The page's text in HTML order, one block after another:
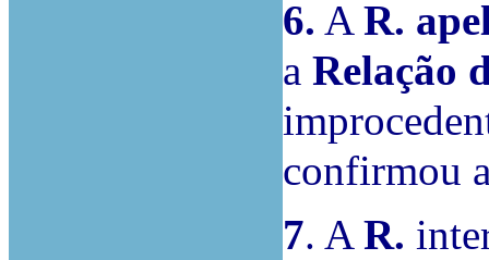
6. AR.
a Relação
confirmou
7. AR.